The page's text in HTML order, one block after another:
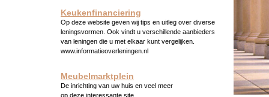
Keukenfinanciering
Op deze website geven wij tips en uitleg over diverse
leningsvormen. Ook vindt u verschillende aanbieders
van leningen die u met elkaar kunt vergelijken.
www.informatieoverleningen.nl
Meubelmarktplein
De inrichting van uw huis en veel meer
op deze interessante site.